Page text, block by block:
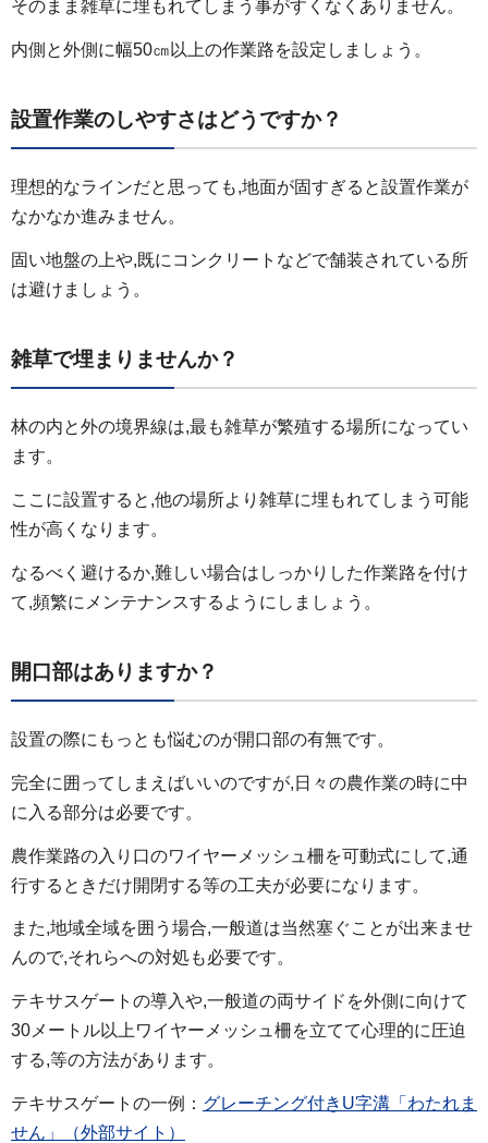
そのまま雑草に埋もれてしまう事がすくなくありません。
内側と外側に幅50㎝以上の作業路を設定しましょう。
設置作業のしやすさはどうですか？
理想的なラインだと思っても,地面が固すぎると設置作業が
なかなか進みません。
固い地盤の上や,既にコンクリートなどで舗装されている所
は避けましょう。
雑草で埋まりませんか？
林の内と外の境界線は,最も雑草が繁殖する場所になってい
ます。
ここに設置すると,他の場所より雑草に埋もれてしまう可能
性が高くなります。
なるべく避けるか,難しい場合はしっかりした作業路を付け
て,頻繁にメンテナンスするようにしましょう。
開口部はありますか？
設置の際にもっとも悩むのが開口部の有無です。
完全に囲ってしまえばいいのですが,日々の農作業の時に中
に入る部分は必要です。
農作業路の入り口のワイヤーメッシュ柵を可動式にして,通
行するときだけ開閉する等の工夫が必要になります。
また,地域全域を囲う場合,一般道は当然塞ぐことが出来ませ
んので,それらへの対処も必要です。
テキサスゲートの導入や,一般道の両サイドを外側に向けて
30メートル以上ワイヤーメッシュ柵を立てて心理的に圧迫
する,等の方法があります。
テキサスゲートの一例： グレーチング付きU字溝「わたれま
せん」（外部サイト）